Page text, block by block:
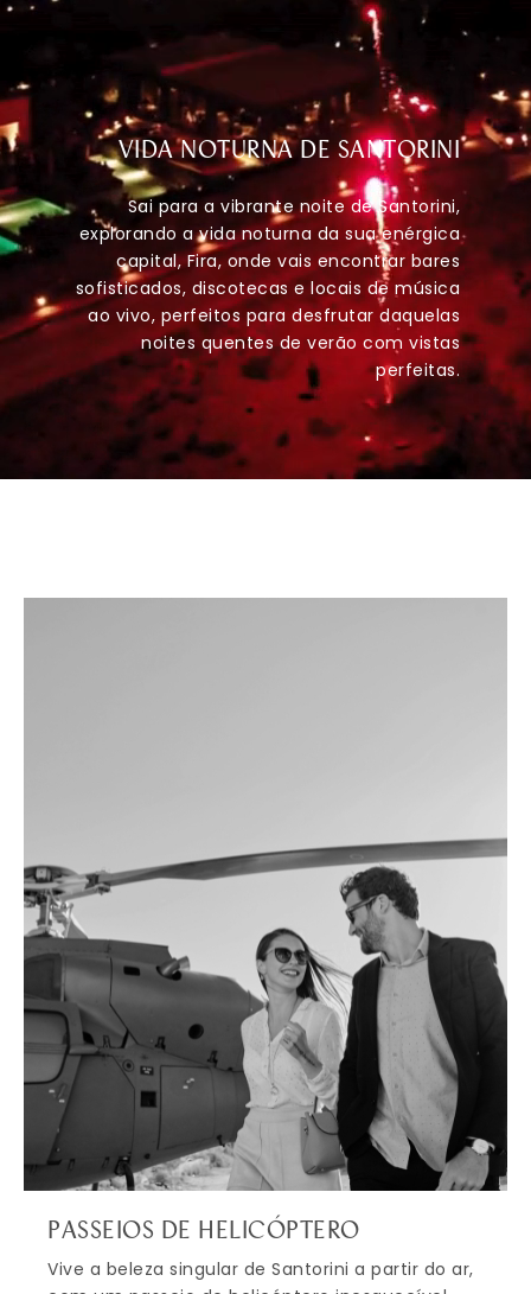
VIDA NOTURNA DE SANTORINI
Sai para a vibrante noite de Santorini,
explorando a vida noturna da sua enérgica
capital, Fira, onde vais encontrar bares
sofisticados, discotecas e locais de música
ao vivo, perfeitos para desfrutar daquelas
noites quentes de verão com vistas
perfeitas.
PASSEIOS DE HELICÓPTERO
Vive a beleza singular de Santorini a partir do ar,